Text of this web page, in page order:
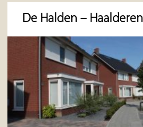
De Halden – Haalderen